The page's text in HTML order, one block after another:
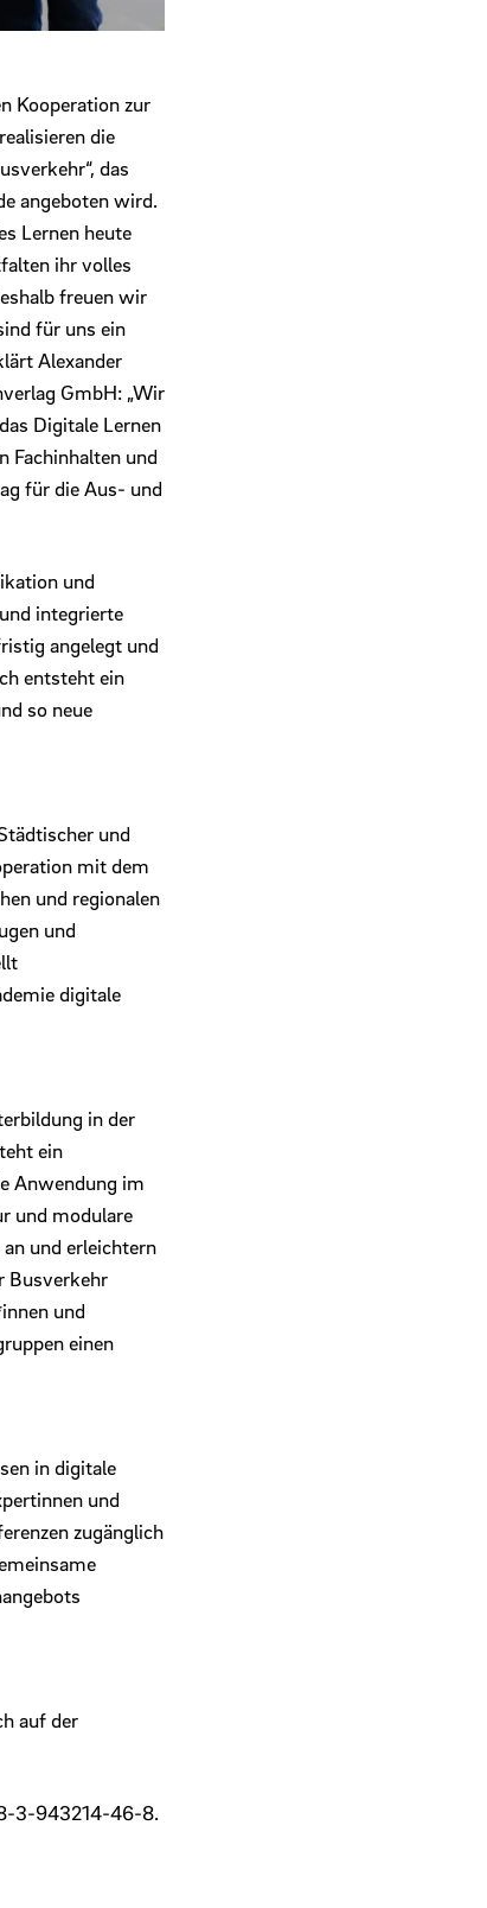
Kooperation zur
die
das
angeboten wird.
Lernen heute
ihr volles
freuen wir
für uns ein
Alexander
GmbH: „Wir
Digitale Lernen
Fachinhalten und
für die Aus- und
und
integrierte
angelegt und
entsteht ein
so neue
und
mit dem
und regionalen
und
digitale
in der
ein
Anwendung im
und modulare
und erleichtern
Busverkehr
und
einen
in digitale
und
zugänglich
auf der
3-943214-46-8.